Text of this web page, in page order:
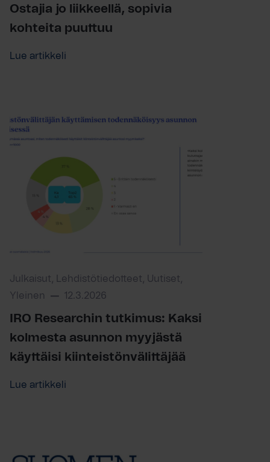
Ostajia jo liikkeellä, sopivia
kohteita puuttuu
Lue artikkeli
Julkaisut, Lehdistötiedotteet, Uutiset,
Yleinen
12.3.2026
IRO Researchin tutkimus: Kaksi
kolmesta asunnon myyjästä
käyttäisi kiinteistönvälittäjää
Lue artikkeli